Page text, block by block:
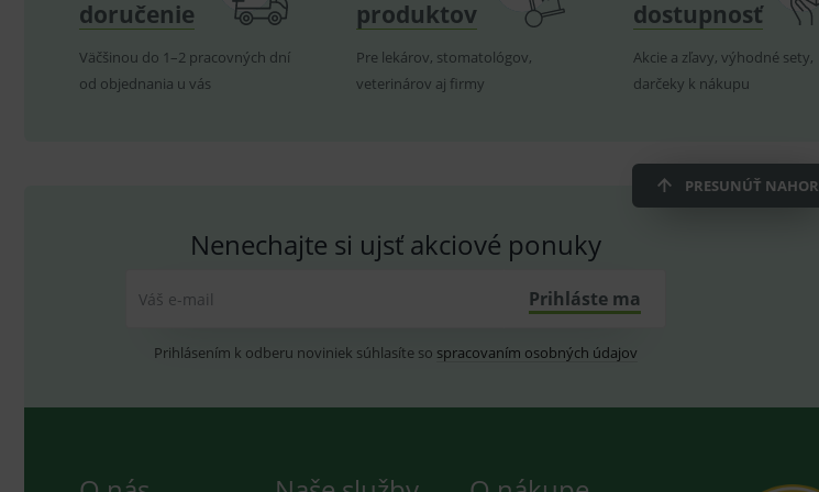
doručenie
Väčšinou do 1–2 pracovných dní
od objednania u vás
produktov
Pre lekárov, stomatológov,
veterinárov aj firmy
dostupnosť
Akcie a zľavy, výhodné sety,
darčeky k nákupu
PRESUNÚŤ NAHOR
Nenechajte si ujsť akciové ponuky
Váš e-mail Prihláste ma
Prihlásením k odberu noviniek súhlasíte so spracovaním osobných údajov